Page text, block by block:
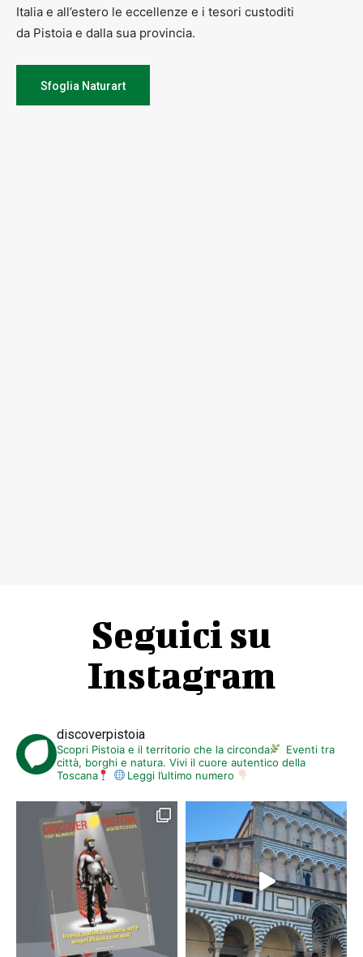
Italia e all’estero le eccellenze e i tesori custoditi
da Pistoia e dalla sua provincia.
Sfoglia Naturart
Seguici su
Instagram
discoverpistoia
Scopri Pistoia e il territorio che la circonda
Eventi tra
città, borghi e natura. Vivi il cuore autentico della
Toscana
Leggi l’ultimo numero